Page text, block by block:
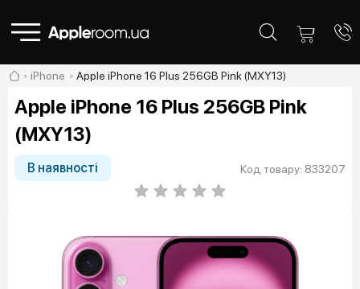
iPhone Apple iPhone 16 Plus 256GB Pink (MXY13)
Apple iPhone 16 Plus 256GB Pink
(MXY13)
В наявності Код товару: 833207